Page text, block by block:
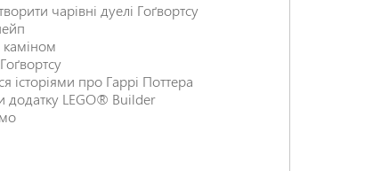
чарівні дуелі Гоґвортсу
каміном
історіями про Гаррі Поттера
додатку LEGO® Builder